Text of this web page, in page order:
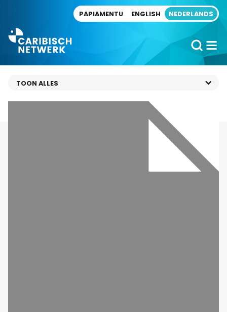
PAPIAMENTU ENGLISH NEDERLANDS